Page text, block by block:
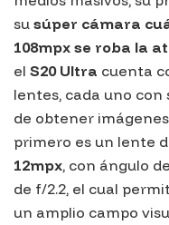
su súper cámara
108mpx se roba la
el S20 Ultra cuenta
lentes, cada uno con
de obtener
primero es un lente
12mpx, con ángulo
de f/2.2, el cual
un amplio campo